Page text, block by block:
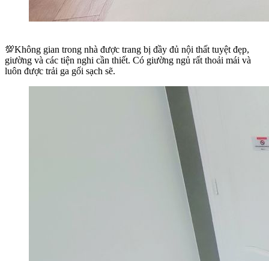
💯Không gian trong nhà được trang bị đầy đủ nội thất tuyệt đẹp,
giường và các tiện nghi cần thiết. Có giường ngủ rất thoải mái và
luôn được trải ga gối sạch sẽ.